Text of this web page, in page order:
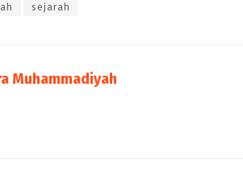
sejarah
Muhammadiyah